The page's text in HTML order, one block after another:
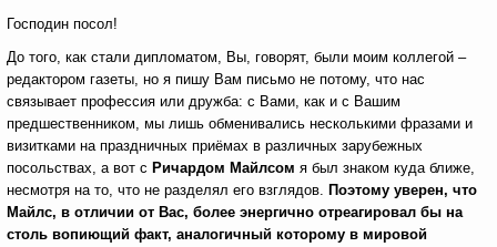
Господин посол!
До того, как стали дипломатом, Вы, говорят, были моим коллегой –
редактором газеты, но я пишу Вам письмо не потому, что нас
связывает профессия или дружба: с Вами, как и с Вашим
предшественником, мы лишь обменивались несколькими фразами и
визитками на праздничных приёмах в различных зарубежных
посольствах, а вот с Ричардом Майлсом я был знаком куда ближе,
несмотря на то, что не разделял его взглядов. Поэтому уверен, что
Майлс, в отличии от Вас, более энергично отреагировал бы на
столь вопиющий факт, аналогичный которому в мировой